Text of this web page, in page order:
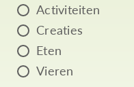
Activiteiten
Creaties
Eten
Vieren